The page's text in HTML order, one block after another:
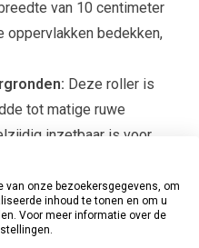
van 10 centimeter
oppervlakken bedekken,
Deze roller is
tot matige ruwe
inzetbaar is voor
Gold Muurverfroller
van 10 stuks, zodat je
hebt voor al je
van onze bezoekersgegevens, om
inhoud te tonen en om u
Voor meer informatie over de